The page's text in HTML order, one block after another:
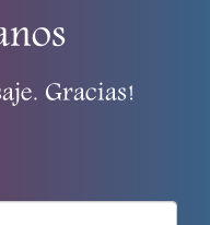
Gracias!